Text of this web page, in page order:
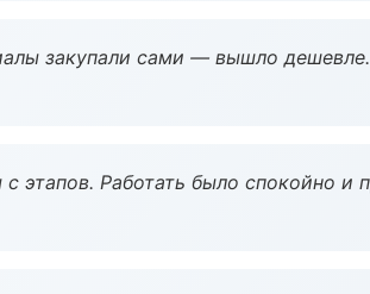
закупали сами — вышло дешевле.
этапов. Работать было спокойно и